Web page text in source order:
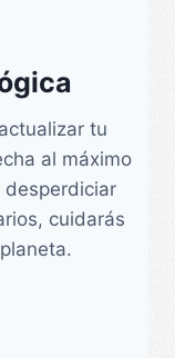
tu
al máximo
desperdiciar
cuidarás